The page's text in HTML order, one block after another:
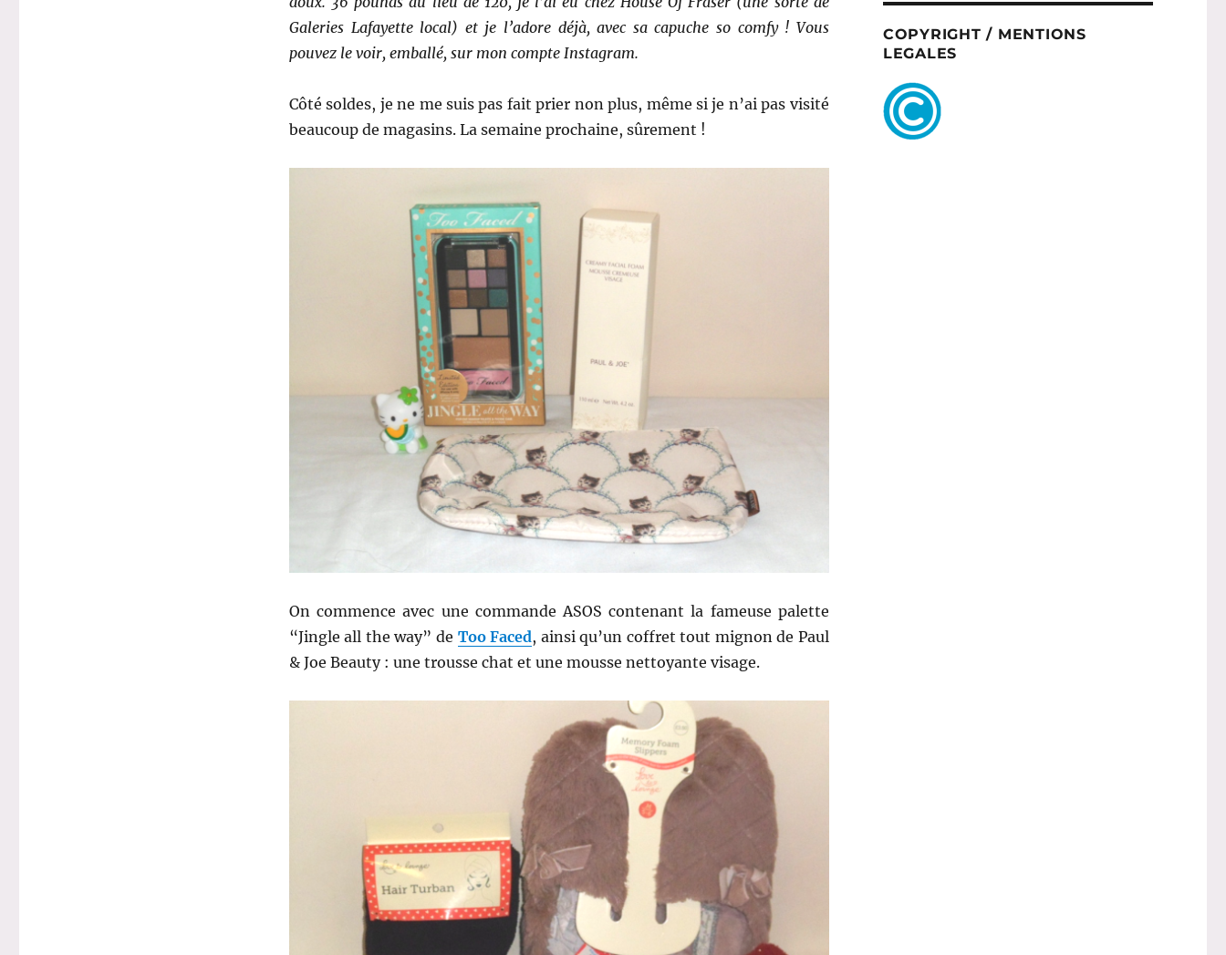
Galeries Lafayette local) et je l’adore déjà, avec sa capuche so comfy ! Vous
pouvez le voir, emballé, sur mon compte Instagram.
Côté soldes, je ne me suis pas fait prier non plus, même si je n’ai pas visité
beaucoup de magasins. La semaine prochaine, sûrement !
On commence avec une commande ASOS contenant la fameuse palette
“Jingle all the way” de Too Faced, ainsi qu’un coffret tout mignon de Paul
& Joe Beauty : une trousse chat et une mousse nettoyante visage.
COPYRIGHT / MENTIONS
LEGALES